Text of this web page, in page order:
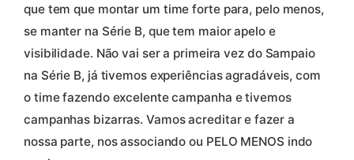
que tem que montar um time forte para, pelo menos,
se manter na Série B, que tem maior apelo e
visibilidade. Não vai ser a primeira vez do Sampaio
na Série B, já tivemos experiências agradáveis, com
o time fazendo excelente campanha e tivemos
campanhas bizarras. Vamos acreditar e fazer a
nossa parte, nos associando ou PELO MENOS indo